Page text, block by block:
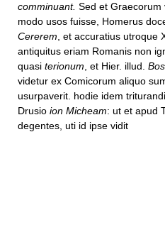
comminuant. Sed et Graecorum
modo usos fuisse, Homerus
Cererem , et accuratius utroque
antiquitus eriam Romanis non
quasi terionum , et Hier. illud.
videtur ex Comicorum aliquo
usurpaverit. hodie idem
Drusio ion Micheam: ut et apud
degentes, uti id ipse vidit